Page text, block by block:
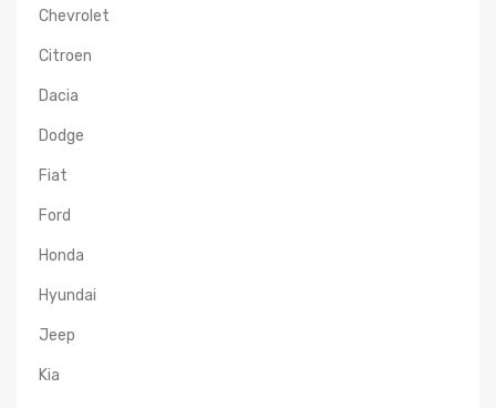
Chevrolet
Citroen
Dacia
Dodge
Fiat
Ford
Honda
Hyundai
Jeep
Kia